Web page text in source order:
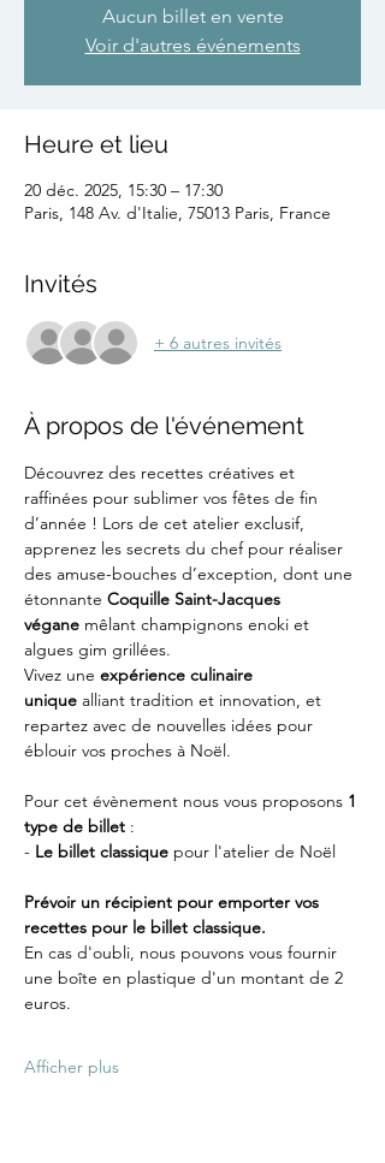
Aucun billet en vente
Voir d'autres événements
Heure et lieu
20 déc. 2025, 15:30 – 17:30
Paris, 148 Av. d'Italie, 75013 Paris, France
Invités
+ 6 autres invités
À propos de l'événement
Découvrez des recettes créatives et
raffinées pour sublimer vos fêtes de fin
d’année ! Lors de cet atelier exclusif,
apprenez les secrets du chef pour réaliser
des amuse-bouches d’exception, dont une
étonnante Coquille Saint-Jacques
végane mêlant champignons enoki et
algues gim grillées.
Vivez une expérience culinaire
unique alliant tradition et innovation, et
repartez avec de nouvelles idées pour
éblouir vos proches à Noël.
Pour cet évènement nous vous proposons 1
type de billet :
- Le billet classique pour l'atelier de Noël
Prévoir un récipient pour emporter vos
recettes pour le billet classique.
En cas d'oubli, nous pouvons vous fournir
une boîte en plastique d'un montant de 2
euros.
Afficher plus